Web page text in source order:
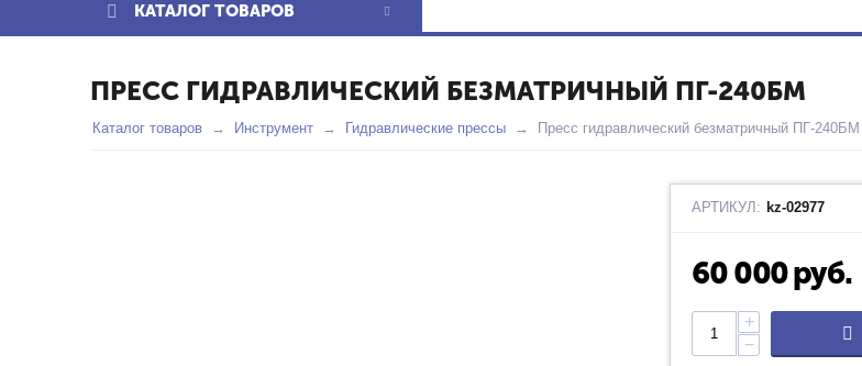
КАТАЛОГ ТОВАРОВ
ПРЕСС ГИДРАВЛИЧЕСКИЙ БЕЗМАТРИЧНЫЙ ПГ-240БМ
Каталог товаров Инструмент Гидравлические прессы Пресс гидравлический безматричный ПГ-240БМ
АРТИКУЛ: kz-02977
60 000руб.
+
−